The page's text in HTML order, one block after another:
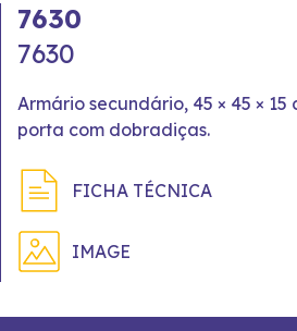
7630
7630
Armário secundário, 45 × 45 × 15
porta com dobradiças.
FICHA TÉCNICA
IMAGE